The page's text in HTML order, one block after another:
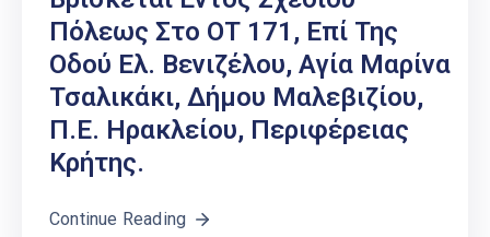
Πόλεως Στο ΟΤ 171, Επί Της
Οδού Ελ. Βενιζέλου, Αγία Μαρίνα
Τσαλικάκι, Δήμου Μαλεβιζίου,
Π.Ε. Ηρακλείου, Περιφέρειας
Κρήτης.
Continue Reading